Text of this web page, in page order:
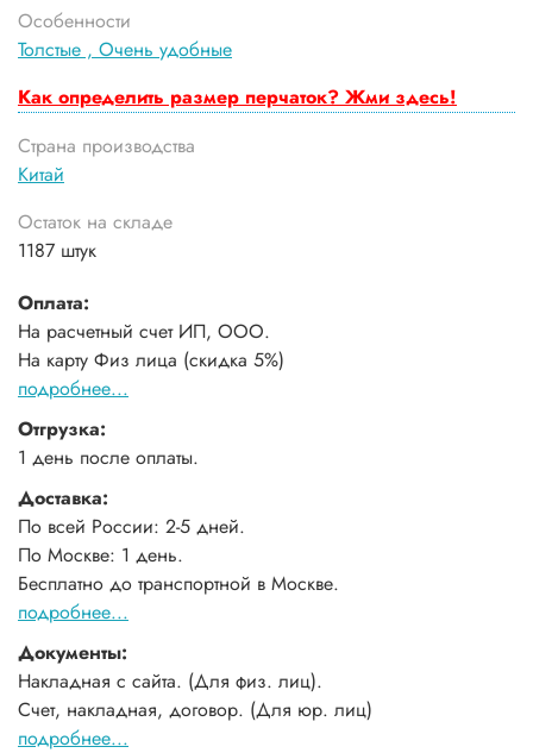
Особенности
Толстые , Очень удобные
Как определить размер перчаток? Жми здесь!
Страна производства
Китай
Остаток на складе
1187 штук
Оплата:
На расчетный счет ИП, ООО.
На карту Физ лица (скидка 5%)
подробнее...
Отгрузка:
1 день после оплаты.
Доставка:
По всей России: 2-5 дней.
По Москве: 1 день.
Бесплатно до транспортной в Москве.
подробнее...
Документы:
Накладная с сайта. (Для физ. лиц).
Счет, накладная, договор. (Для юр. лиц)
подробнее...